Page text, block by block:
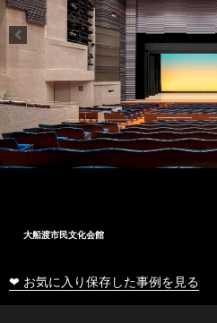
大船渡市民文化会館
❤ お気に入り保存した事例を見る